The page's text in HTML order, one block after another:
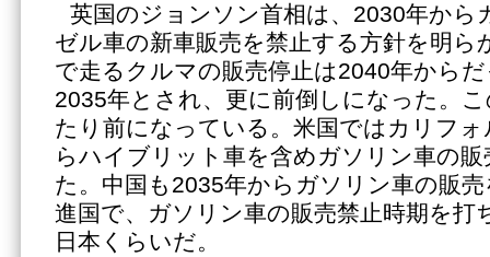
英国のジョンソン首相は、2030年から
ゼル車の新車販売を禁止する方針を明ら
で走るクルマの販売停止は2040年から
2035年とされ、更に前倒しになった。
たり前になっている。米国ではカリフ
らハイブリット車を含めガソリン車の
た。中国も2035年からガソリン車の販
進国で、ガソリン車の販売禁止時期を打
日本くらいだ。